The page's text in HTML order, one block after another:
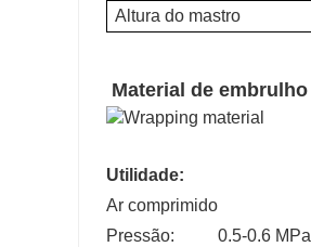
Altura do mastro
Material de embrulho
Utilidade:
Ar comprimido
Pressão: 0.5-0.6 MPa